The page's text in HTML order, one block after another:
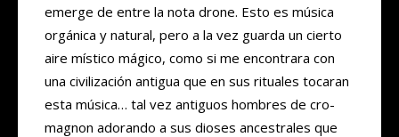
emerge de entre la nota drone. Esto es música
orgánica y natural, pero a la vez guarda un cierto
aire místico mágico, como si me encontrara con
una civilización antigua que en sus rituales tocaran
esta música… tal vez antiguos hombres de cro-
magnon adorando a sus dioses ancestrales que